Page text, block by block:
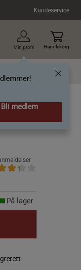
Kundeservice
Min profil
Bli medlem
Handlekorg
Gavekort
På lager